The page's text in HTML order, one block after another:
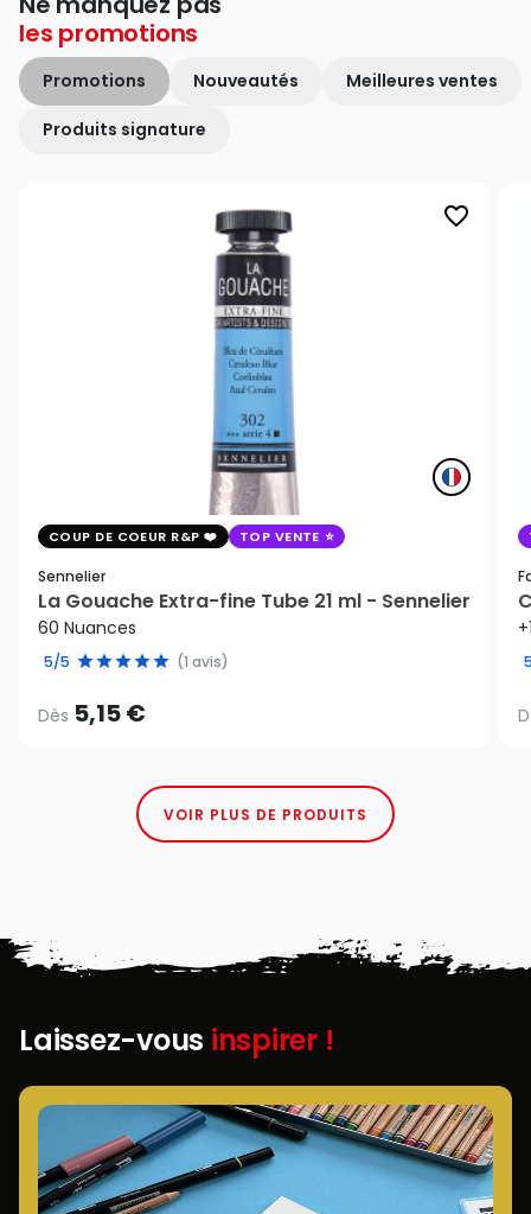
les promotions
Promotions Nouveautés Meilleures ventes
Produits signature
favorite_border
COUP DE COEUR R&P TOP VENTE
Sennelier
La Gouache Extra-fine Tube 21 ml - Sennelier
60 Nuances
5/5 (1 avis)
Dès 5,15 €
VOIR PLUS DE PRODUITS
Laissez-vous inspirer !